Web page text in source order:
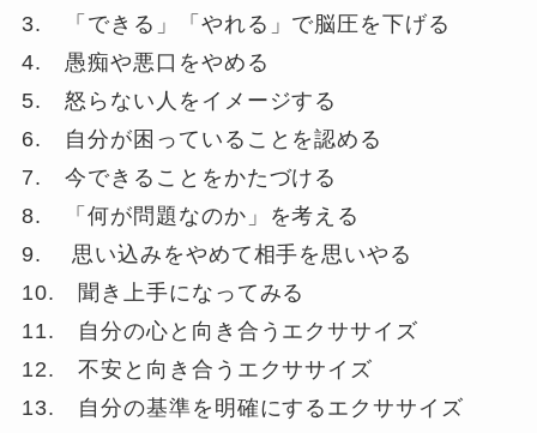
3. 「できる」「やれる」で脳圧を下げる
4. 愚痴や悪口をやめる
5. 怒らない人をイメージする
6. 自分が困っていることを認める
7. 今できることをかたづける
8. 「何が問題なのか」を考える
9. 思い込みをやめて相手を思いやる
10. 聞き上手になってみる
11. 自分の心と向き合うエクササイズ
12. 不安と向き合うエクササイズ
13. 自分の基準を明確にするエクササイズ